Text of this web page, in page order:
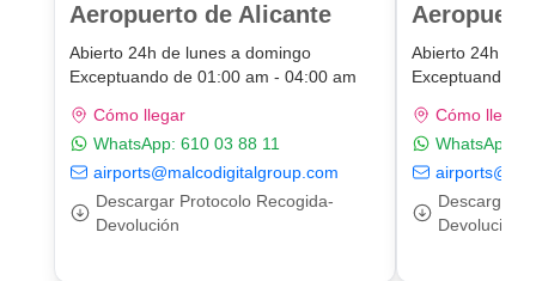
Aeropuerto de Alicante
Abierto 24h de lunes a domingo
Exceptuando de 01:00 am - 04:00 am
Cómo llegar
WhatsApp: 610 03 88 11
airports@malcodigitalgroup.com
Descargar Protocolo Recogida-
Devolución
Abierto 24h de
Exceptuando
Cómo llegar
WhatsApp:
Descargar
Devolución